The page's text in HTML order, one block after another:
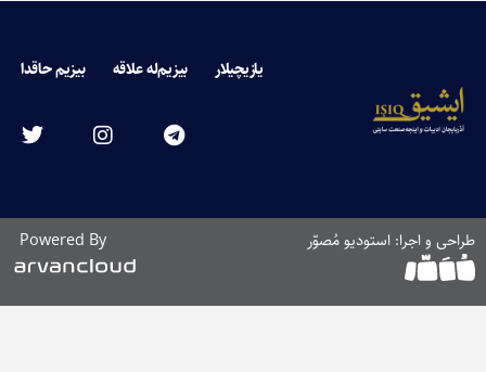
یازیچیلار بیزیم‌له علاقه بیزیم حاقدا
طراحی و اجرا: استودیو مُصوّر Powered By